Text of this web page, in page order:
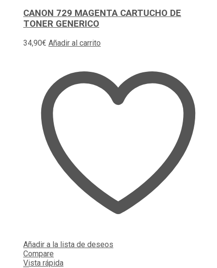
CANON 729 MAGENTA CARTUCHO DE
TONER GENERICO
34,90€ Añadir al carrito
Añadir a la lista de deseos
Compare
Vista rápida